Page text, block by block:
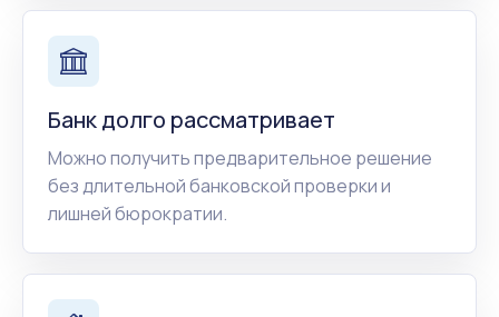
Банк долго рассматривает
Можно получить предварительное решение
без длительной банковской проверки и
лишней бюрократии.